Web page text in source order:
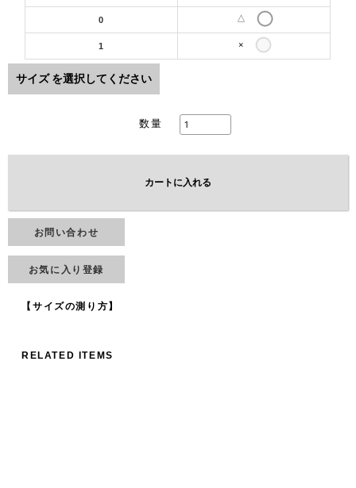
0 △
1 ×
サイズ を選択してください
数量
カートに入れる
お問い合わせ
お気に入り登録
【サイズの測り方】
RELATED ITEMS